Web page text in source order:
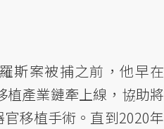
斯案被捕之前，他早在
植產業鏈牽上線，協助將
移植手術。直到2020年